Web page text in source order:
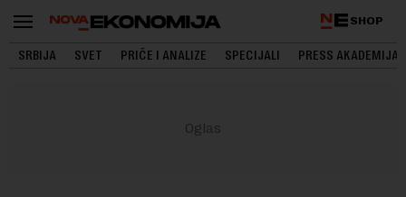
SHOP
SRBIJA SVET PRIČE I ANALIZE SPECIJALI PRESS AKADEMIJA